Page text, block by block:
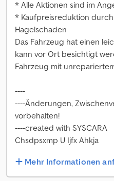
* Alle Aktionen sind im
* Kaufpreisreduktion
Hagelschaden
Das Fahrzeug hat einen
kann vor Ort besichtigt
Fahrzeug mit
----
----Änderungen,
vorbehalten!
----created with SYSCARA
Chsdpsxmp U Ijfx Ahkja
Mehr Informationen